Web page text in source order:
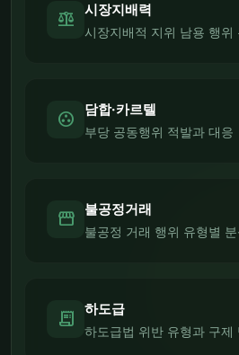
balance 시장지배력
시장지배적 지위 남용 행위
group_work 담합·카르텔
부당 공동행위 적발과 대응
storefront 불공정거래
불공정 거래 행위 유형별 분
receipt_long 하도급
하도급법 위반 유형과 구제